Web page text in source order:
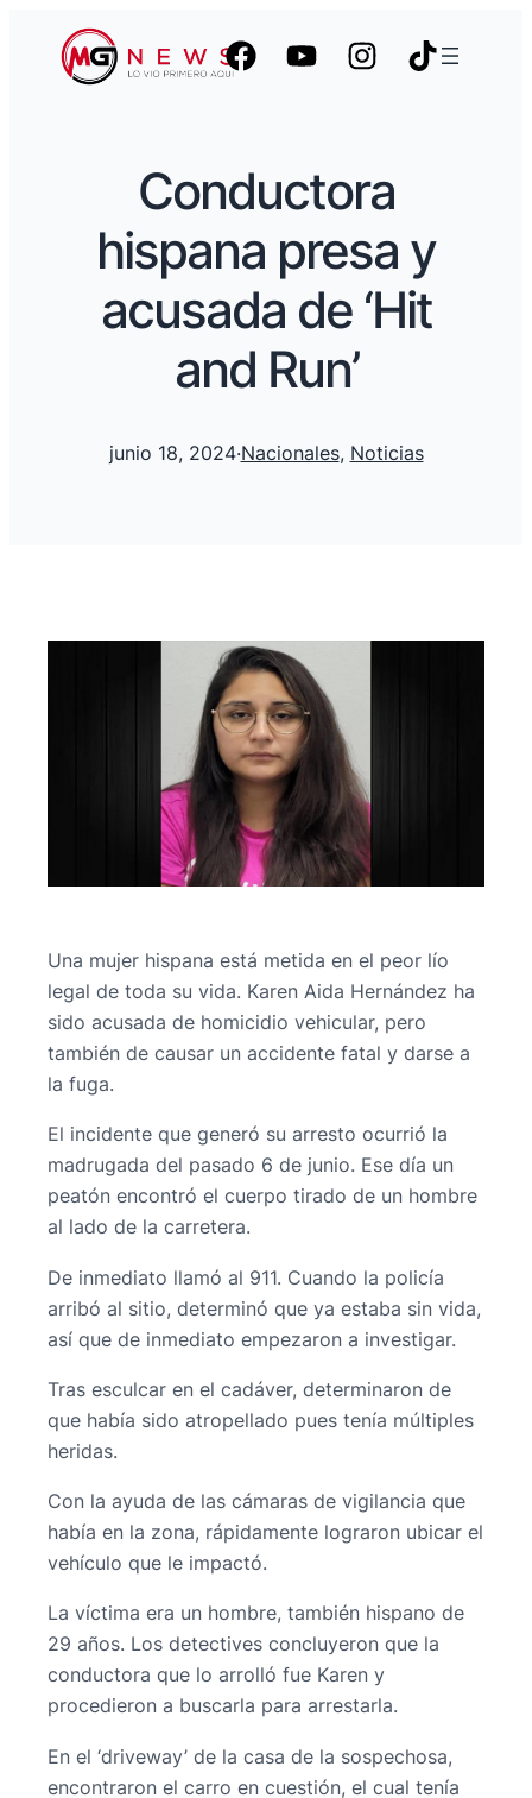
Conductora
hispana presa y
acusada de ‘Hit
and Run’
junio 18, 2024·Nacionales, Noticias
Una mujer hispana está metida en el peor lío
legal de toda su vida. Karen Aida Hernández ha
sido acusada de homicidio vehicular, pero
también de causar un accidente fatal y darse a
la fuga.
El incidente que generó su arresto ocurrió la
madrugada del pasado 6 de junio. Ese día un
peatón encontró el cuerpo tirado de un hombre
al lado de la carretera.
De inmediato llamó al 911. Cuando la policía
arribó al sitio, determinó que ya estaba sin vida,
así que de inmediato empezaron a investigar.
Tras esculcar en el cadáver, determinaron de
que había sido atropellado pues tenía múltiples
heridas.
Con la ayuda de las cámaras de vigilancia que
había en la zona, rápidamente lograron ubicar el
vehículo que le impactó.
La víctima era un hombre, también hispano de
29 años. Los detectives concluyeron que la
conductora que lo arrolló fue Karen y
procedieron a buscarla para arrestarla.
En el ‘driveway’ de la casa de la sospechosa,
encontraron el carro en cuestión, el cual tenía